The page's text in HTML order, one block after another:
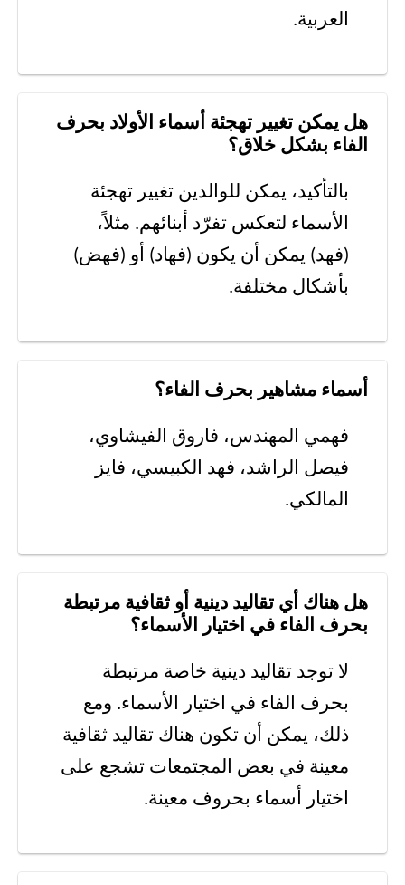
العربية.
هل يمكن تغيير تهجئة أسماء الأولاد بحرف
الفاء بشكل خلاق؟
بالتأكيد، يمكن للوالدين تغيير تهجئة
الأسماء لتعكس تفرّد أبنائهم. مثلاً،
(فهد) يمكن أن يكون (فهاد) أو (فهض)
بأشكال مختلفة.
أسماء مشاهير بحرف الفاء؟
فهمي المهندس، فاروق الفيشاوي،
فيصل الراشد، فهد الكبيسي، فايز
المالكي.
هل هناك أي تقاليد دينية أو ثقافية مرتبطة
بحرف الفاء في اختيار الأسماء؟
لا توجد تقاليد دينية خاصة مرتبطة
بحرف الفاء في اختيار الأسماء. ومع
ذلك، يمكن أن تكون هناك تقاليد ثقافية
معينة في بعض المجتمعات تشجع على
اختيار أسماء بحروف معينة.